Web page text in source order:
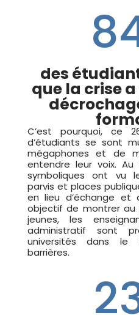
des
que la crise
C’est pourquoi, ce
d’étudiants se sont
mégaphones et de
entendre leur voix.
symboliques ont vu
parvis et places
en lieu d’échange et
objectif de montrer au
jeunes, les
administratif sont
universités dans le
barrières.